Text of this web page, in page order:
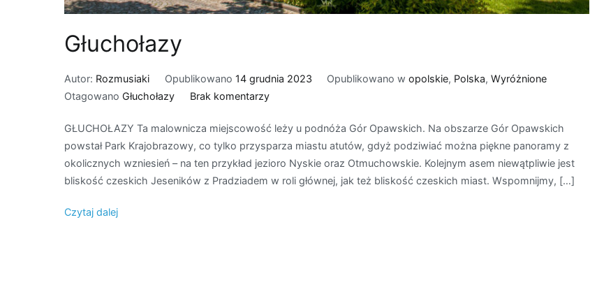
Głuchołazy
Autor: Rozmusiaki Opublikowano 14 grudnia 2023 Opublikowano wopolskie, Polska,Wyróżnione
Otagowano Głuchołazy Brak komentarzydo
GŁUCHOŁAZY Ta malownicza miejscowość leży u podnóża Gór Opawskich. Na obszarze Gór Opawskich
powstał Park Krajobrazowy, co tylko przysparza miastu atutów, gdyż podziwiać można piękne panoramy z
okolicznych wzniesień – na ten przykład jezioro Nyskie oraz Otmuchowskie. Kolejnym asem niewątpliwie jest
bliskość czeskich Jeseników z Pradziadem w roli głównej, jak też bliskość czeskich miast. Wspomnijmy, […]
Czytaj dalej